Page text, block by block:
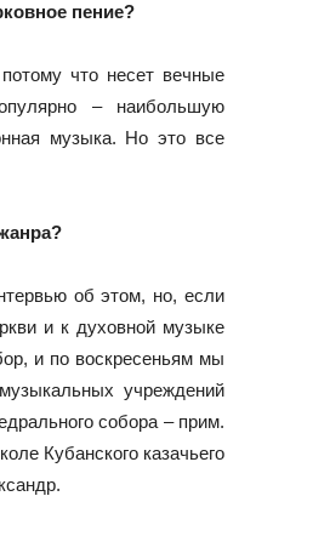
пение?
что несет вечные
– наибольшую
музыка. Но это все
об этом, но, если
и к духовной музыке
и по воскресеньям мы
учреждений
собора – прим.
Кубанского казачьего